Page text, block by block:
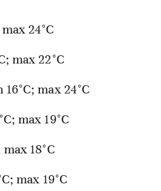
24°C
max 22°C
max 24°C
max 19°C
18°C
max 19°C